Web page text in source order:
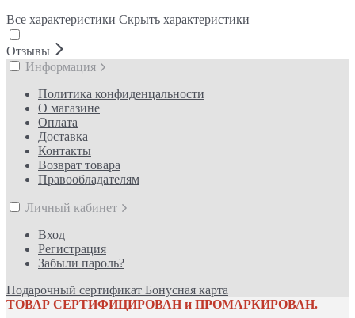
Все характеристики Скрыть характеристики
Отзывы
Информация
Политика конфиденцальности
О магазине
Оплата
Доставка
Контакты
Возврат товара
Правообладателям
Личный кабинет
Вход
Регистрация
Забыли пароль?
Подарочный сертификат Бонусная карта
ТОВАР СЕРТИФИЦИРОВАН и ПРОМАРКИРОВАН.